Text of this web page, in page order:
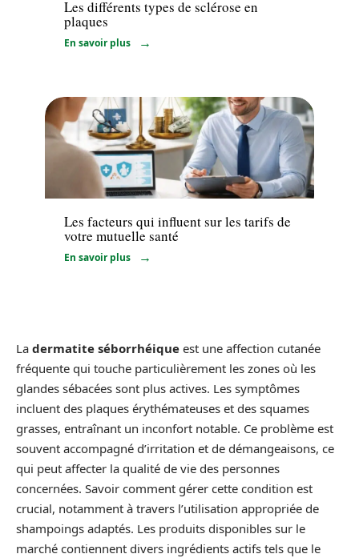
Les différents types de sclérose en
plaques
En savoir plus
Les facteurs qui influent sur les tarifs de
votre mutuelle santé
En savoir plus
La dermatite séborrhéique est une affection cutanée
fréquente qui touche particulièrement les zones où les
glandes sébacées sont plus actives. Les symptômes
incluent des plaques érythémateuses et des squames
grasses, entraînant un inconfort notable. Ce problème est
souvent accompagné d’irritation et de démangeaisons, ce
qui peut affecter la qualité de vie des personnes
concernées. Savoir comment gérer cette condition est
crucial, notamment à travers l’utilisation appropriée de
shampoings adaptés. Les produits disponibles sur le
marché contiennent divers ingrédients actifs tels que le